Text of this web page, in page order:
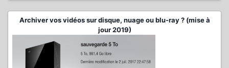
Archiver vos vidéos sur disque, nuage ou blu-ray ? (mise à
jour 2019)